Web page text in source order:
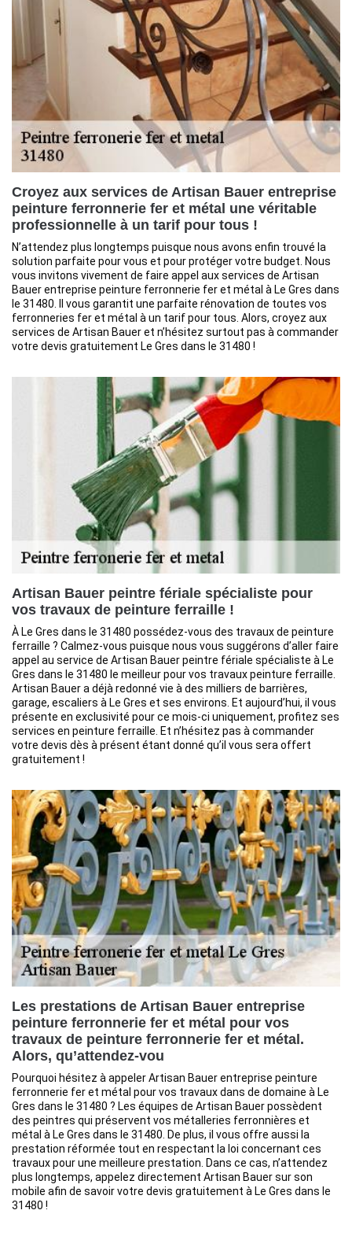
Croyez aux services de Artisan Bauer entreprise
peinture ferronnerie fer et métal une véritable
professionnelle à un tarif pour tous !
N’attendez plus longtemps puisque nous avons enfin trouvé la
solution parfaite pour vous et pour protéger votre budget. Nous
vous invitons vivement de faire appel aux services de Artisan
Bauer entreprise peinture ferronnerie fer et métal à Le Gres dans
le 31480. Il vous garantit une parfaite rénovation de toutes vos
ferronneries fer et métal à un tarif pour tous. Alors, croyez aux
services de Artisan Bauer et n’hésitez surtout pas à commander
votre devis gratuitement Le Gres dans le 31480 !
Artisan Bauer peintre fériale spécialiste pour
vos travaux de peinture ferraille !
À Le Gres dans le 31480 possédez-vous des travaux de peinture
ferraille ? Calmez-vous puisque nous vous suggérons d’aller faire
appel au service de Artisan Bauer peintre fériale spécialiste à Le
Gres dans le 31480 le meilleur pour vos travaux peinture ferraille.
Artisan Bauer a déjà redonné vie à des milliers de barrières,
garage, escaliers à Le Gres et ses environs. Et aujourd’hui, il vous
présente en exclusivité pour ce mois-ci uniquement, profitez ses
services en peinture ferraille. Et n’hésitez pas à commander
votre devis dès à présent étant donné qu’il vous sera offert
gratuitement !
Les prestations de Artisan Bauer entreprise
peinture ferronnerie fer et métal pour vos
travaux de peinture ferronnerie fer et métal.
Alors, qu’attendez-vou
Pourquoi hésitez à appeler Artisan Bauer entreprise peinture
ferronnerie fer et métal pour vos travaux dans de domaine à Le
Gres dans le 31480 ? Les équipes de Artisan Bauer possèdent
des peintres qui préservent vos métalleries ferronnières et
métal à Le Gres dans le 31480. De plus, il vous offre aussi la
prestation réformée tout en respectant la loi concernant ces
travaux pour une meilleure prestation. Dans ce cas, n’attendez
plus longtemps, appelez directement Artisan Bauer sur son
mobile afin de savoir votre devis gratuitement à Le Gres dans le
31480 !